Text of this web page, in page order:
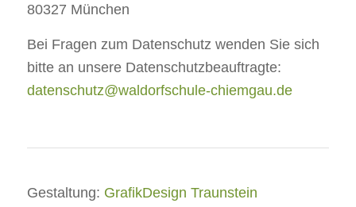
80327 München
Bei Fragen zum Datenschutz wenden Sie sich
bitte an unsere Datenschutzbeauftragte:
datenschutz@waldorfschule-chiemgau.de
Gestaltung: GrafikDesign Traunstein